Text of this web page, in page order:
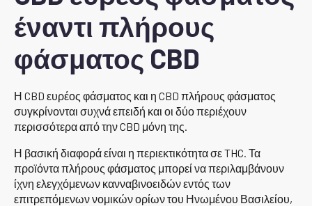
έναντι πλήρους
φάσματος CBD
Η CBD ευρέος φάσματος και η CBD πλήρους φάσματος
συγκρίνονται συχνά επειδή και οι δύο περιέχουν
περισσότερα από την CBD μόνη της.
Η βασική διαφορά είναι η περιεκτικότητα σε THC. Τα
προϊόντα πλήρους φάσματος μπορεί να περιλαμβάνουν
ίχνη ελεγχόμενων κανναβινοειδών εντός των
επιτρεπόμενων νομικών ορίων του Ηνωμένου Βασιλείου,